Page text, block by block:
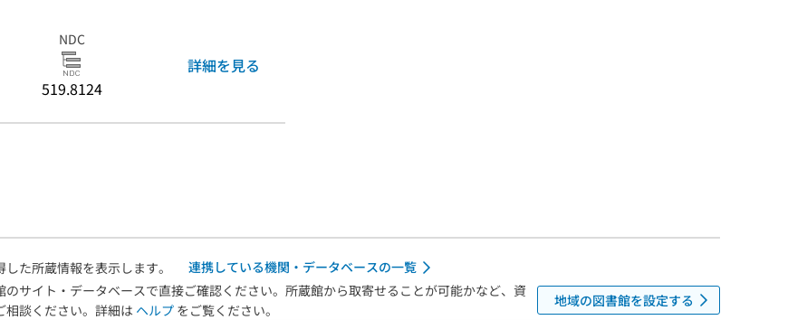
NDC
519.8124
詳細を見る
た所蔵情報を表示します。
連携している機関・データベースの一覧
サイト・データベースで直接ご確認ください。所蔵館から取寄せることが可能かなど、資
談ください。詳細は ヘルプ をご覧ください。
地域の図書館を設定する